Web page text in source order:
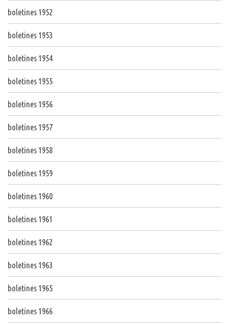
boletines 1952
boletines 1953
boletines 1954
boletines 1955
boletines 1956
boletines 1957
boletines 1958
boletines 1959
boletines 1960
boletines 1961
boletines 1962
boletines 1963
boletines 1965
boletines 1966